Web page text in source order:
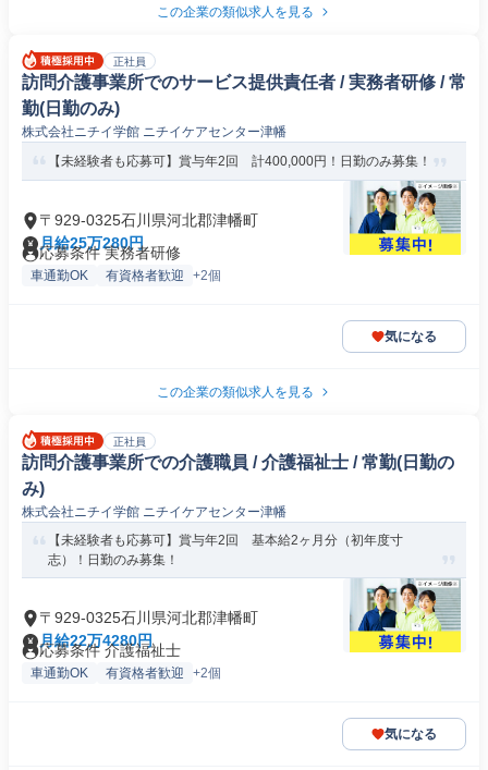
この企業の類似求人を見る
正社員
訪問介護事業所でのサービス提供責任者 / 実務者研修 / 常
勤(日勤のみ)
株式会社ニチイ学館 ニチイケアセンター津幡
【未経験者も応募可】賞与年2回 計400,000円！日勤のみ募集！
〒929-0325石川県河北郡津幡町
月給25万280円
応募条件 実務者研修
車通勤OK 有資格者歓迎 +2個
気になる
この企業の類似求人を見る
正社員
訪問介護事業所での介護職員 / 介護福祉士 / 常勤(日勤の
み)
株式会社ニチイ学館 ニチイケアセンター津幡
【未経験者も応募可】賞与年2回 基本給2ヶ月分（初年度寸
志）！日勤のみ募集！
〒929-0325石川県河北郡津幡町
月給22万4280円
応募条件 介護福祉士
車通勤OK 有資格者歓迎 +2個
気になる